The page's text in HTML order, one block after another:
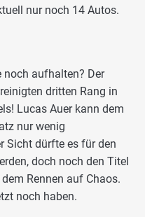
nur noch 14 Autos.
noch aufhalten? Der
dritten Rang in
Lucas Auer kann dem
nur wenig
Sicht dürfte es für den
doch noch den Titel
Rennen auf Chaos.
noch haben.